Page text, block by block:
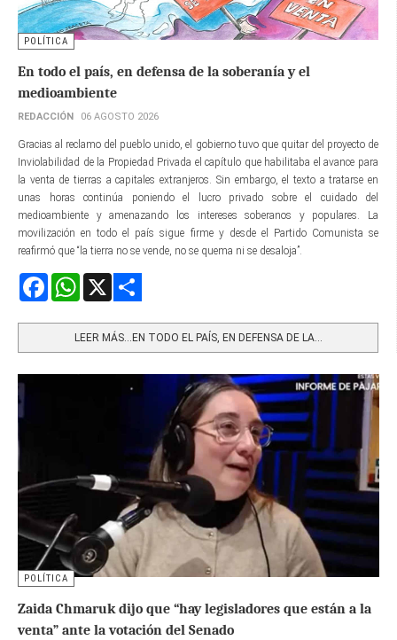
POLÍTICA
En todo el país, en defensa de la soberanía y el
medioambiente
REDACCIÓN 06 AGOSTO 2026
Gracias al reclamo del pueblo unido, el gobierno tuvo que quitar del proyecto de
Inviolabilidad de la Propiedad Privada el capítulo que habilitaba el avance para
la venta de tierras a capitales extranjeros. Sin embargo, el texto a tratarse en
unas horas continúa poniendo el lucro privado sobre el cuidado del
medioambiente y amenazando los intereses soberanos y populares. La
movilización en todo el país sigue firme y desde el Partido Comunista se
reafirmó que “la tierra no se vende, no se quema ni se desaloja”.
FacebookWhatsApp
LEER MÁS…EN TODO EL PAÍS, EN DEFENSA DE LA...
POLÍTICA
Zaida Chmaruk dijo que “hay legisladores que están a la
venta” ante la votación del Senado